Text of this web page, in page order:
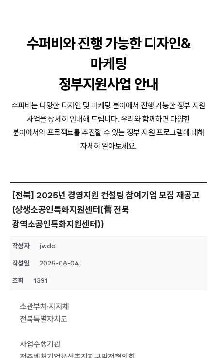
패키지, 디자인 - 고려은단
동영상 - (주)듀오백
동영상 - ㈜고피자
동영상 - 삼양홀딩스
수퍼비와 진행 가능한 디자인&
마케팅
정부지원사업 안내
수퍼비는 다양한 디자인 및 마케팅 분야에서 진행 가능한 정부 지원
사업을 상세히 안내해 드립니다. 우리와 함께하면 다양한
분야에서의 프로젝트를 추진할 수 있는 정부 지원 프로그램에 대해
자세히 알아보세요.
[전북] 2025년 경영지원 컨설팅 참여기업 모집 재공고
(상생소공인특화지원센터(舊 전북
광역소공인특화지원센터))
작성자 jwdo
작성일 2025-08-04
조회 1391
소관부처·지자체
전북특별자치도
사업수행기관